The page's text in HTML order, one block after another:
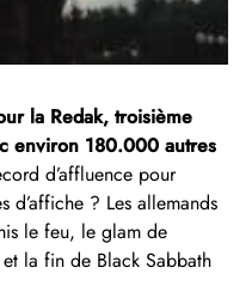
la Redak, troisième
environ 180.000 autres
d’affluence pour
d’affiche ? Les allemands
le feu, le glam de
la fin de Black Sabbath